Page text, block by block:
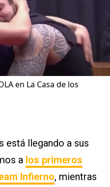
en La Casa de los
está llegando a sus
a los primeros
Infierno, mientras